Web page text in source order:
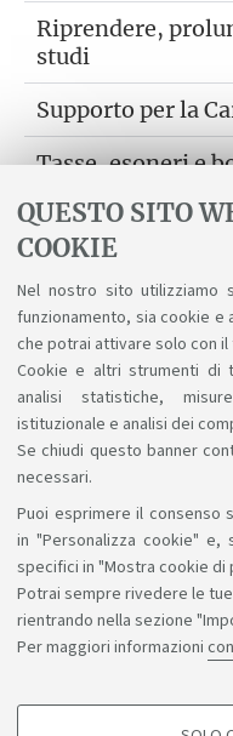
QUESTO SITO
COOKIE
Nel nostro sito utilizziamo
funzionamento, sia cookie
che potrai attivare solo con il
Cookie e altri strumenti di
analisi statistiche,
istituzionale e analisi dei
Se chiudi questo banner
necessari.
Puoi esprimere il consenso
in "Personalizza cookie"
specifici in "Mostra cookie di
Potrai sempre rivedere le
rientrando nella sezione
Per maggiori informazioni
Riprendere,
studi
Supporto per la
Tasse, esoneri e
Tirocinio
passaggi
Vuoi inviare
segnalazioni
Sosteniamo